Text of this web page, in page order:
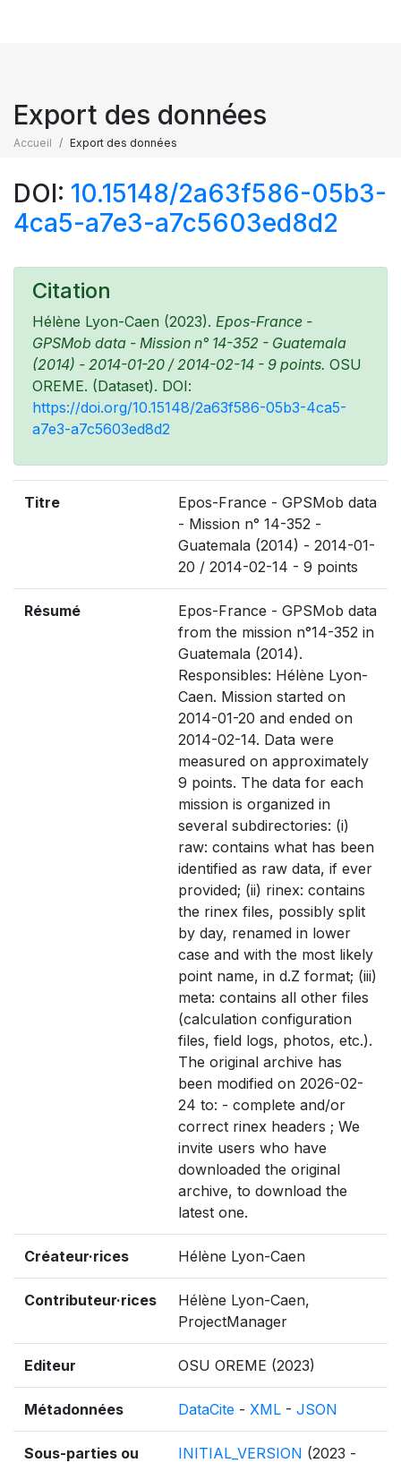
Export des données
Accueil Export des données
DOI: 10.15148/2a63f586-05b3-
4ca5-a7e3-a7c5603ed8d2
Citation
Hélène Lyon-Caen (2023). Epos-France -
GPSMob data - Mission n° 14-352 - Guatemala
(2014) - 2014-01-20 / 2014-02-14 - 9 points. OSU
OREME. (Dataset). DOI:
https://doi.org/10.15148/2a63f586-05b3-4ca5-
a7e3-a7c5603ed8d2
Titre
Epos-France - GPSMob data
- Mission n° 14-352 -
Guatemala (2014) - 2014-01-
20 / 2014-02-14 - 9 points
Résumé
Epos-France - GPSMob data
from the mission n°14-352 in
Guatemala (2014).
Responsibles: Hélène Lyon-
Caen. Mission started on
2014-01-20 and ended on
2014-02-14. Data were
measured on approximately
9 points. The data for each
mission is organized in
several subdirectories: (i)
raw: contains what has been
identified as raw data, if ever
provided; (ii) rinex: contains
the rinex files, possibly split
by day, renamed in lower
case and with the most likely
point name, in d.Z format; (iii)
meta: contains all other files
(calculation configuration
files, field logs, photos, etc.).
The original archive has
been modified on 2026-02-
24 to: - complete and/or
correct rinex headers ; We
invite users who have
downloaded the original
archive, to download the
latest one.
Créateur·rices Hélène Lyon-Caen
Contributeur·rices
Hélène Lyon-Caen,
ProjectManager
Editeur OSU OREME (2023)
Métadonnées DataCite - XML - JSON
Sous-parties ou
INITIAL_VERSION (2023 -